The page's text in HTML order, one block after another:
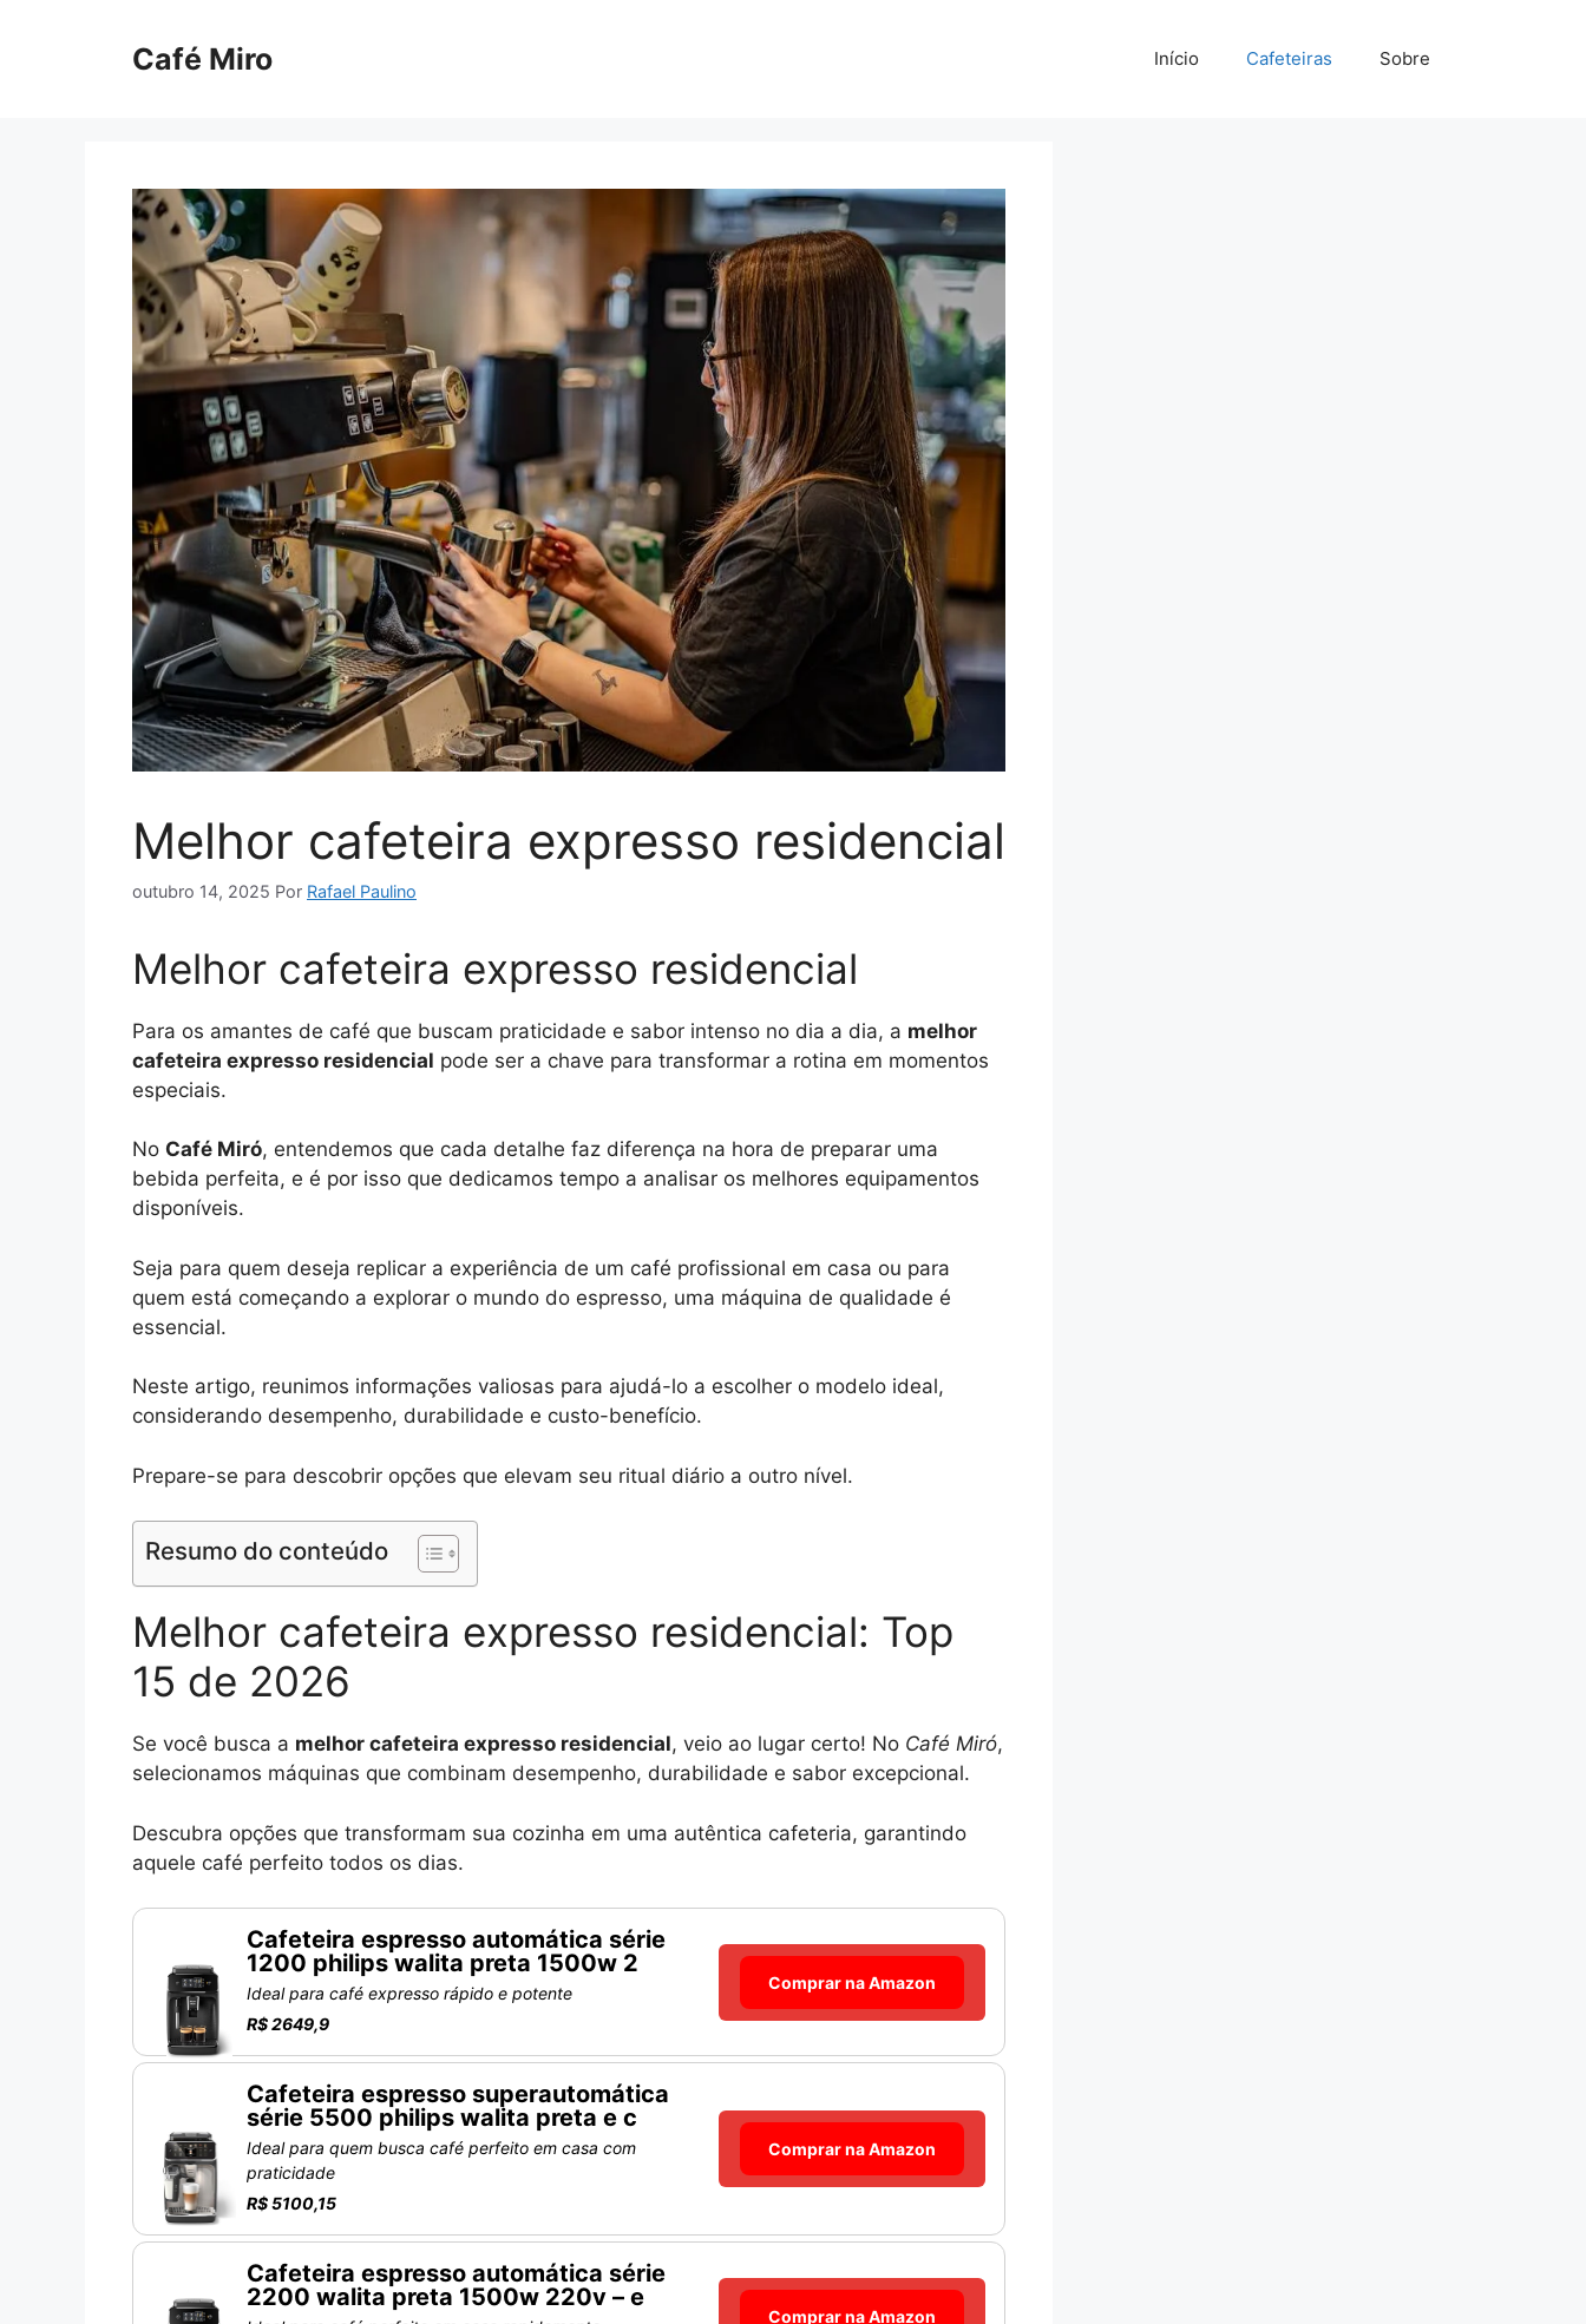
Café Miro Início Cafeteiras Sobre
Melhor cafeteira expresso residencial
outubro 14, 2025 Por Rafael Paulino
Melhor cafeteira expresso residencial
Para os amantes de café que buscam praticidade e sabor intenso no dia a dia, a melhor
cafeteira expresso residencial pode ser a chave para transformar a rotina em momentos
especiais.
No Café Miró, entendemos que cada detalhe faz diferença na hora de preparar uma
bebida perfeita, e é por isso que dedicamos tempo a analisar os melhores equipamentos
disponíveis.
Seja para quem deseja replicar a experiência de um café profissional em casa ou para
quem está começando a explorar o mundo do espresso, uma máquina de qualidade é
essencial.
Neste artigo, reunimos informações valiosas para ajudá-lo a escolher o modelo ideal,
considerando desempenho, durabilidade e custo-benefício.
Prepare-se para descobrir opções que elevam seu ritual diário a outro nível.
Resumo do conteúdo
Melhor cafeteira expresso residencial: Top
15 de 2026
Se você busca a melhor cafeteira expresso residencial, veio ao lugar certo! No Café Miró,
selecionamos máquinas que combinam desempenho, durabilidade e sabor excepcional.
Descubra opções que transformam sua cozinha em uma autêntica cafeteria, garantindo
aquele café perfeito todos os dias.
Cafeteira espresso automática série
1200 philips walita preta 1500w 2
Ideal para café expresso rápido e potente
R$ 2649,9
Comprar na Amazon
Cafeteira espresso superautomática
série 5500 philips walita preta e c
Ideal para quem busca café perfeito em casa com
praticidade
R$ 5100,15
Comprar na Amazon
Cafeteira espresso automática série
2200 walita preta 1500w 220v – e
Comprar na Amazon